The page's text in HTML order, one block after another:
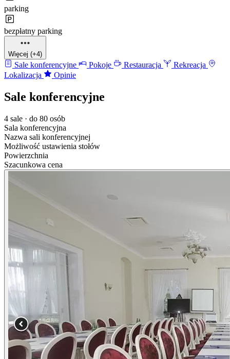
parking
bezpłatny parking
Więcej (+4)
Sale konferencyjne Pokoje Restauracja
Rekreacja
Lokalizacja
Opinie
Sale konferencyjne
4 sale · do 80 osób
Sala konferencyjna
Nazwa sali konferencyjnej
Możliwość ustawienia stołów
Powierzchnia
Szacunkowa cena